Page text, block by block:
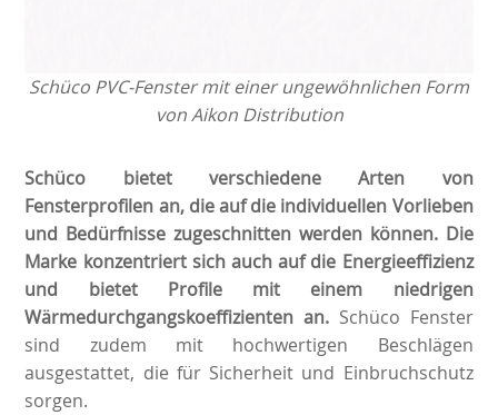
Schüco PVC-Fenster mit einer ungewöhnlichen Form
von Aikon Distribution
Schüco bietet verschiedene Arten von
Fensterprofilen an, die auf die individuellen Vorlieben
und Bedürfnisse zugeschnitten werden können. Die
Marke konzentriert sich auch auf die Energieeffizienz
und bietet Profile mit einem niedrigen
Wärmedurchgangskoeffizienten an. Schüco Fenster
sind zudem mit hochwertigen Beschlägen
ausgestattet, die für Sicherheit und Einbruchschutz
sorgen.